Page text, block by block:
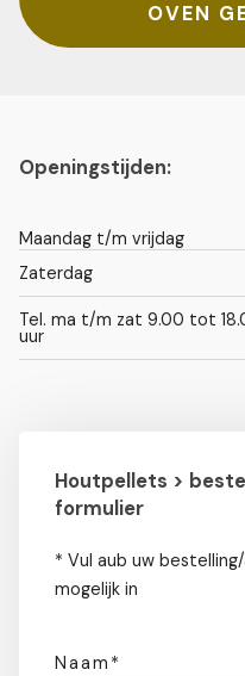
OVEN
Openingstijden:
Maandag t/m vrijdag
Zaterdag
Tel. ma t/m zat 9.00 tot
uur
Houtpellets >
formulier
* Vul aub uw
mogelijk in
Naam*